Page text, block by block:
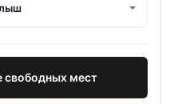
свободных мест